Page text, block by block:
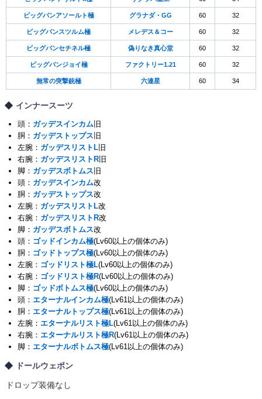
ビッグバンアソールト極 グラナダ・GG 60 32
ビッグバンスツルム極 メレデス＆コー 60 32
ビッグバンセチネル極 偽りなき真心堂 60 32
ビッグバンジョイ極 ファクトリー1.21 60 32
無常の突撃銃極 六連星 60 34
インナースーツ
頭： ガッデスインカム 旧
胴： ガッデストップス 旧
左腕： ガッデスリストL 旧
右腕： ガッデスリストR 旧
脚： ガッデスボトムス 旧
頭： ガッデスインカム改
胴： ガッデストップス改
左腕： ガッデスリストL改
右腕： ガッデスリストR改
脚： ガッデスボトムス改
頭： ゴッドインカム極(Lv60以上の個体のみ)
胴： ゴッドトップス極(Lv60以上の個体のみ)
左腕： ゴッドリスト極L(Lv60以上の個体のみ)
右腕： ゴッドリスト極R(Lv60以上の個体のみ)
脚： ゴッドボトムス極(Lv60以上の個体のみ)
頭： エターナルインカム極(Lv61以上の個体のみ)
胴： エターナルトップス極(Lv61以上の個体のみ)
左腕： エターナルリスト極L(Lv61以上の個体のみ)
右腕： エターナルリスト極R(Lv61以上の個体のみ)
脚： エターナルボトムス極(Lv61以上の個体のみ)
ドールウェポン
ドロップ装備なし